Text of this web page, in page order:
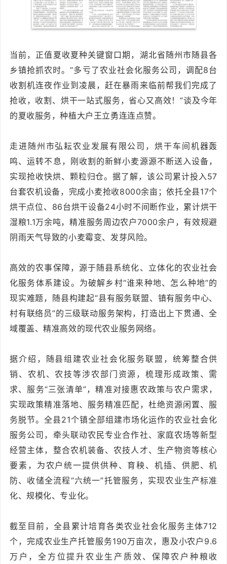
当前，正值夏收夏种关键窗口期，湖北省随州市随县各
乡镇抢抓农时。“多亏了农业社会化服务公司，调配8台
收割机连夜作业到凌晨，赶在暴雨来临前帮我们完成了
抢收，收割、烘干一站式服务，省心又高效！”谈及今年
的夏收服务，种植大户王立勇连连点赞。
走进随州市弘耘农业发展有限公司，烘干车间机器轰
鸣、运转不息，刚收割的新鲜小麦源源不断送入设备，
实现抢收快烘、颗粒归仓。据了解，该公司累计投入57
台套农机设备，完成小麦抢收8000余亩；依托全县17个
烘干点位、86台烘干设备24小时不间断作业，累计烘干
湿粮1.1万余吨，精准服务周边农户7000余户，有效规避
阴雨天气导致的小麦霉变、发芽风险。
高效的农事保障，源于随县系统化、立体化的农业社会
化服务体系建设。为破解乡村“谁来种地、怎么种地”的
现实难题，随县构建起“县有服务联盟、镇有服务中心、
村有联络员”的三级联动服务架构，打造出上下贯通、全
域覆盖、精准高效的现代农业服务网络。
据介绍，随县组建农业社会化服务联盟，统筹整合供
销、农机、农技等涉农部门资源，梳理形成政策、需
求、服务“三张清单”，精准对接惠农政策与农户需求，
实现政策精准落地、服务精准匹配，杜绝资源闲置、服
务脱节。全县21个镇全部组建市场化运作的农业社会化
服务公司，牵头联动农民专业合作社、家庭农场等新型
经营主体，整合农机装备、农技人才、生产物资等核心
要素，为农户统一提供供种、育秧、机插、供肥、机
防、收储全流程“六统一”托管服务，实现农业生产标准
化、规模化、专业化。
截至目前，全县累计培育各类农业社会化服务主体712
个，完成农业生产托管服务190万亩次，惠及小农户9.6
万户，全方位提升农业生产质效、保障农户种粮收